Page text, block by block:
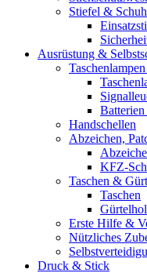
Stiefel &
Ausrüstung &
Handschellen
Abzeichen,
KFZ-
Taschen &
Taschen
Erste Hilfe &
Nützliches
Druck & Stick